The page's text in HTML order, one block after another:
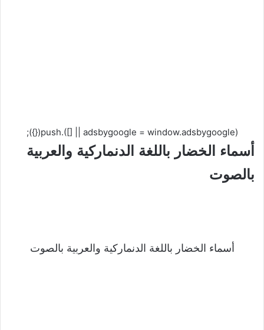
(adsbygoogle = window.adsbygoogle || []).push({});
أسماء الخضار باللغة الدنماركية والعربية
بالصوت
أسماء الخضار باللغة الدنماركية والعربية بالصوت